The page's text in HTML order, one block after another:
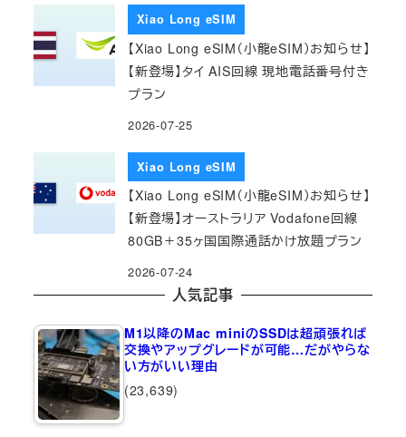
Xiao Long eSIM
【Xiao Long eSIM（小龍eSIM）お知らせ】
【新登場】タイ AIS回線 現地電話番号付き
プラン
2026-07-25
Xiao Long eSIM
【Xiao Long eSIM（小龍eSIM）お知らせ】
【新登場】オーストラリア Vodafone回線
80GB＋35ヶ国国際通話かけ放題プラン
2026-07-24
人気記事
M1以降のMac miniのSSDは超頑張れば
交換やアップグレードが可能…だがやらな
い方がいい理由
(23,639)